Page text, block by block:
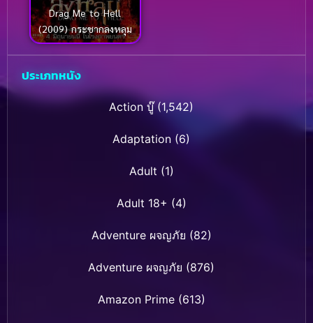
Drag Me to Hell
(2009) กระชากลงหลุม
ประเภทหนัง
Action บู๊(1,542)
Adaptation (6)
Adult (1)
Adult 18+ (4)
Adventure ผจญภัย (82)
Adventure ผจญภัย (876)
Amazon Prime(613)